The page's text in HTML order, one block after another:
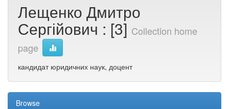
Лещенко Дмитро
Сергійович : [3] Collection home
page
кандидат юридичних наук, доцент
Browse